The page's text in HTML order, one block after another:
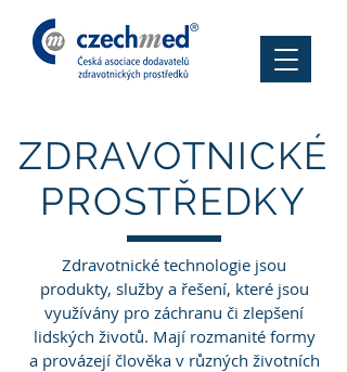
ZDRAVOTNICKÉ
PROSTŘEDKY
Zdravotnické technologie jsou
produkty, služby a řešení, které jsou
využívány pro záchranu či zlepšení
lidských životů. Mají rozmanité formy
a provázejí člověka v různých životních